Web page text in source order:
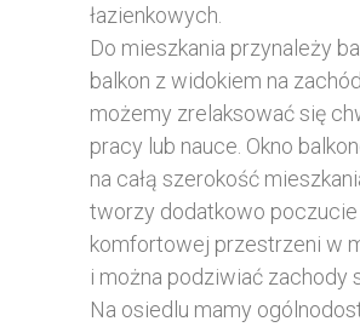
łazienkowych.
Do mieszkania przynależy
balkon z widokiem na
możemy zrelaksować się
pracy lub nauce. Okno
na całą szerokość
tworzy dodatkowo poczucie
komfortowej przestrzeni w
i można podziwiać zachody
Na osiedlu mamy